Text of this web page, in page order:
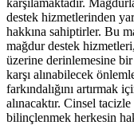
destek hizmetlerinden
hakkına sahiptirler. Bu
mağdur destek
üzerine derinlemesine
karşı alınabilecek
farkındalığını artırmak
alınacaktır. Cinsel
bilinçlenmek herkesin